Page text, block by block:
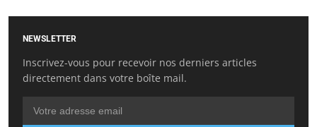
NEWSLETTER
Inscrivez-vous pour recevoir nos derniers articles
directement dans votre boîte mail.